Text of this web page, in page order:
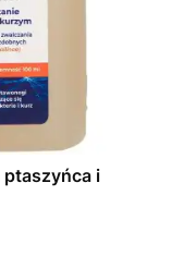
ptaszyńca i